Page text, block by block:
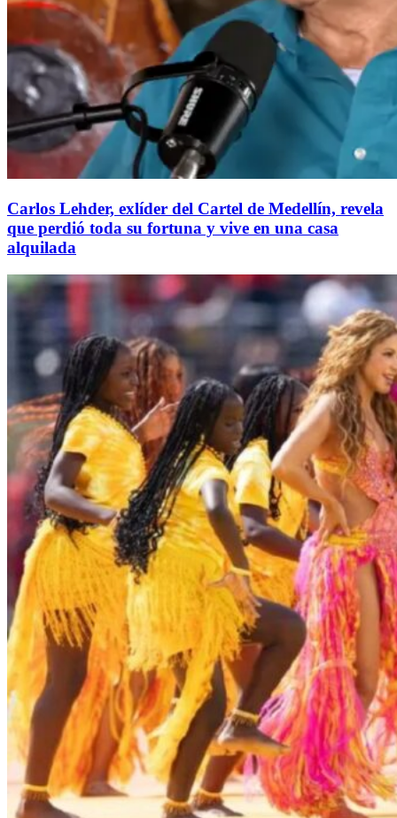
Carlos Lehder, exlíder del Cartel de Medellín, revela
que perdió toda su fortuna y vive en una casa
alquilada